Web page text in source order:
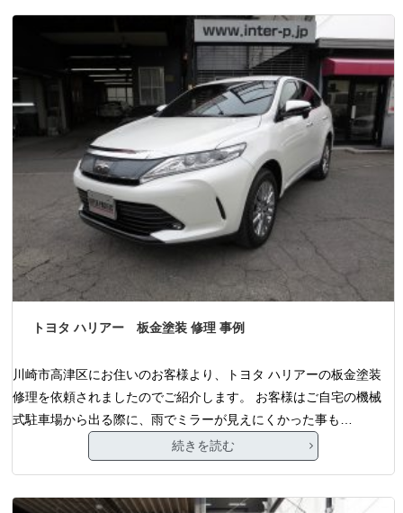
トヨタ ハリアー 板金塗装 修理 事例
川崎市高津区にお住いのお客様より、トヨタ ハリアーの板金塗装
修理を依頼されましたのでご紹介します。 お客様はご自宅の機械
式駐車場から出る際に、雨でミラーが見えにくかった事も…
続きを読む